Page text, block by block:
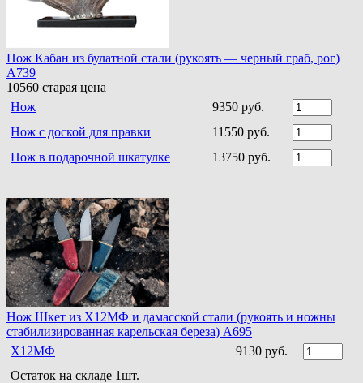
Нож Кабан из булатной стали (рукоять — черный граб, рог)
A739
10560 старая цена
Нож
9350 руб.
Нож с доской для правки
11550 руб.
Нож в подарочной шкатулке
13750 руб.
Нож Шкет из Х12МФ и дамасской стали (рукоять и ножны
стабилизированная карельская береза) A695
Х12МФ
9130 руб.
Остаток на складе 1шт.